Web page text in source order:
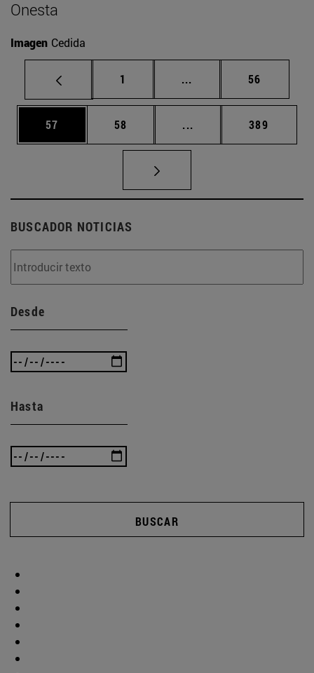
Onesta
Imagen Cedida
Página
1 ... Páginas intermedias
Página
56
Página
57 Página
58 ... Páginas intermedias
Página
389
BUSCADOR NOTICIAS
Desde
Hasta
BUSCAR